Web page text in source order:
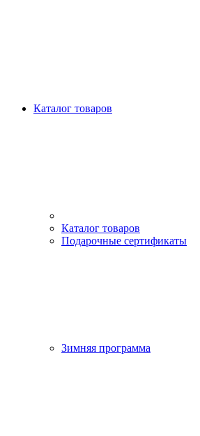
Каталог товаров
Каталог товаров
Подарочные сертификаты
Зимняя программа